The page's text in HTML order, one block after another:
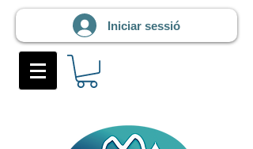
Iniciar sessió